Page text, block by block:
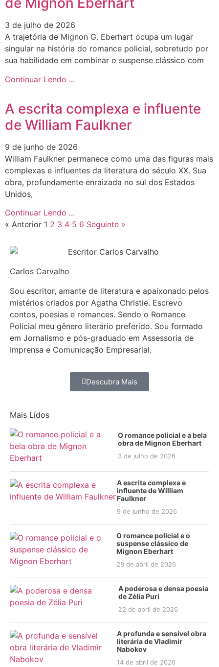
3 de julho de 2026
A trajetória de Mignon G. Eberhart ocupa um lugar
singular na história do romance policial, sobretudo por
sua habilidade em combinar o suspense clássico com
Continuar Lendo ...
A escrita complexa e influente
de William Faulkner
9 de junho de 2026
William Faulkner permanece como uma das figuras mais
complexas e influentes da literatura do século XX. Sua
obra, profundamente enraizada no sul dos Estados
Unidos,
Continuar Lendo ...
« Anterior 1 2 3 4 5 6 Seguinte »
Carlos Carvalho
Sou escritor, amante de literatura e apaixonado pelos
mistérios criados por Agatha Christie. Escrevo
contos, poesias e romances. Sendo o Romance
Policial meu gênero literário preferido. Sou formado
em Jornalismo e pós-graduado em Assessoria de
Imprensa e Comunicação Empresarial.
Descubra Mais
Mais Lídos
O romance policial e a bela
obra de Mignon Eberhart
3 de julho de 2026
A escrita complexa e
influente de William
Faulkner
9 de junho de 2026
O romance policial e o
suspense clássico de
Mignon Eberhart
28 de abril de 2026
A poderosa e densa poesia
de Zélia Puri
22 de abril de 2026
A profunda e sensível obra
literária de Vladimir
Nabokov
14 de abril de 2026